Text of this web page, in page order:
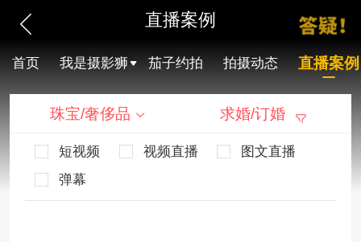
直播案例
首页 我是摄影狮 茄子约拍 拍摄动态 直播案例
珠宝/奢侈品 求婚/订婚
短视频 视频直播
图文直播
弹幕